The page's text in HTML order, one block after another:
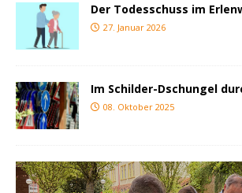
Der Todesschuss im
27. Januar 2026
Im Schilder-Dschungel
08. Oktober 2025